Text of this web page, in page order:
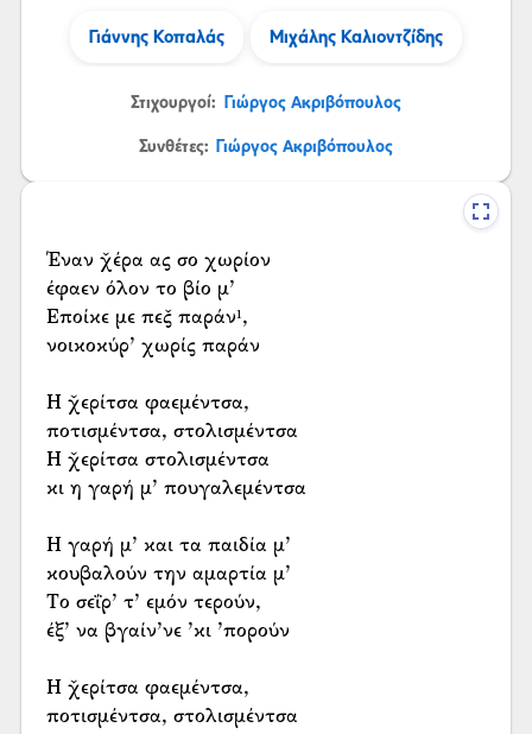
Γιάννης Κοπαλάς Μιχάλης Καλιοντζίδης
Στιχουργοί: Γιώργος Ακριβόπουλος
Συνθέτες: Γιώργος Ακριβόπουλος
Έναν χ̌έρα ας σο χωρίον
έφαεν όλον το βίο μ’
Εποίκε με πες̌ παράν¹,
νοικοκύρ’ χωρίς παράν
Η χ̌ερίτσα φαεμέντσα,
ποτισμέντσα, στολισμέντσα
Η χ̌ερίτσα στολισμέντσα
κι η γαρή μ’ πουγαλεμέντσα
Η γαρή μ’ και τα παιδία μ’
κουβαλούν την αμαρτία μ’
Το σεΐρ’ τ’ εμόν τερούν,
έξ’ να βγαίν’νε ’κι ’πορούν
Η χ̌ερίτσα φαεμέντσα,
ποτισμέντσα, στολισμέντσα